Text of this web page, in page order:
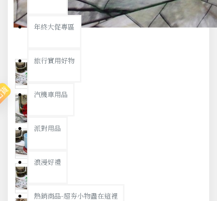
年終大促專區
旅行實用好物
汽機車用品
派對用品
浪漫好禮
熱銷商品-超夯小物盡在這裡